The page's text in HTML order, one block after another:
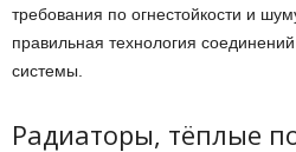
требования по огнестойкости и
правильная технология
системы.
Радиаторы, тёплые